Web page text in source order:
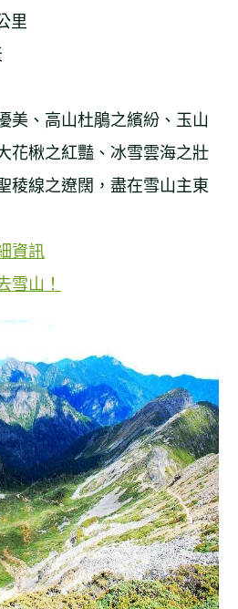
里
美、高山杜鵑之繽紛、玉山
花楸之紅豔、冰雪雲海之壯
稜線之遼闊，盡在雪山主東
資訊
雪山！